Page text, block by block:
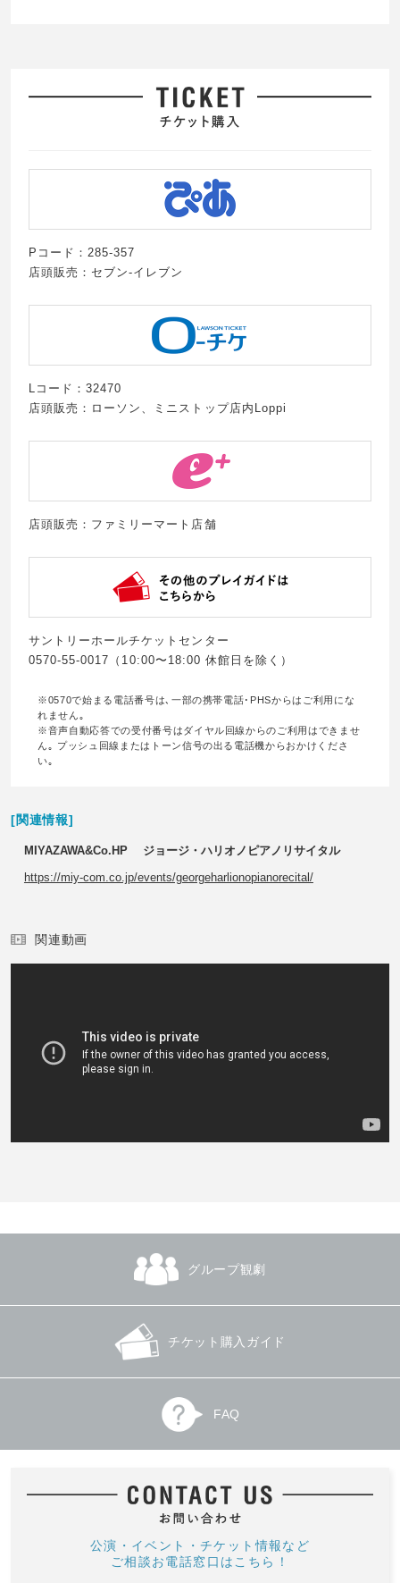
Pコード：285-357
店頭販売：セブン-イレブン
Lコード：32470
店頭販売：ローソン、ミニストップ店内Loppi
店頭販売：ファミリーマート店舗
サントリーホールチケットセンター
0570-55-0017（10:00〜18:00 休館日を除く）
※0570で始まる電話番号は､一部の携帯電話･PHSからはご利用にな
れません｡
※音声自動応答での受付番号はダイヤル回線からのご利用はできませ
ん｡ プッシュ回線またはトーン信号の出る電話機からおかけくださ
い｡
[関連情報]
MIYAZAWA&Co.HP ジョージ・ハリオノピアノリサイタル
https://miy-com.co.jp/events/georgeharlionopianorecital/
関連動画
グループ観劇
チケット購入ガイド
FAQ
公演・イベント・チケット情報など
ご相談お電話窓口はこちら！